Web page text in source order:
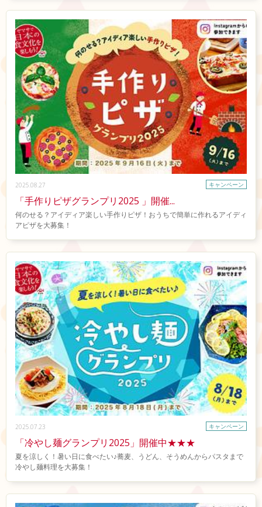
2025.08.27 キャンペーン
「手作りピザグランプリ2025 」開催...
何のせる？アイディア楽しい手作りピザ！おうちで簡単に作れるアイディ
アピザを大募集！
2025.07.23 キャンペーン
「冷やし麺グランプリ2025」開催中★★★
夏を涼しく！暑い日に食べたい♪蕎麦、うどん、そうめんからパスタまで
冷やし麺料理を大募集！